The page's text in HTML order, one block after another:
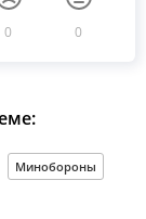
0 0
Минобороны